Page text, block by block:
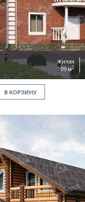
Жилая
109 м2
В КОРЗИНУ
персональных
and the GooglePrivacy
ОТПРАВИТЬ